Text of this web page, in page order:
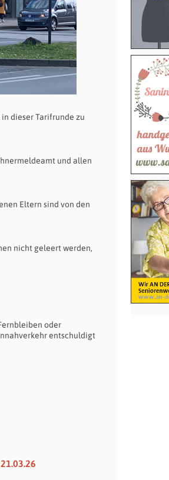
dieser Tarifrunde zu
und allen
Eltern sind von den
nicht geleert werden,
oder
entschuldigt